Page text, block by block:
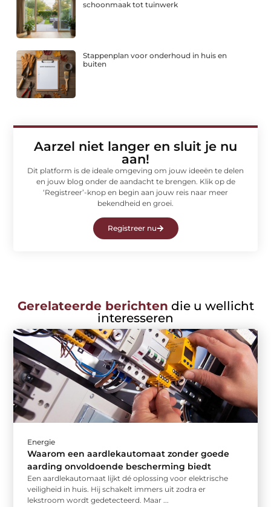
schoonmaak tot tuinwerk
Stappenplan voor onderhoud in huis en
buiten
Aarzel niet langer en sluit je nu
aan!
Dit platform is de ideale omgeving om jouw ideeën te delen
en jouw blog onder de aandacht te brengen. Klik op de
‘Registreer’-knop en begin aan jouw reis naar meer
bekendheid en groei.
Registreer nu
Gerelateerde berichten die u wellicht
interesseren
Energie
Waarom een aardlekautomaat zonder goede
aarding onvoldoende bescherming biedt
Een aardlekautomaat lijkt dé oplossing voor elektrische
veiligheid in huis. Hij schakelt immers uit zodra er
lekstroom wordt gedetecteerd. Maar ...